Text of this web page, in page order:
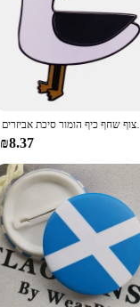
סיכת אביזרים
₪8.37